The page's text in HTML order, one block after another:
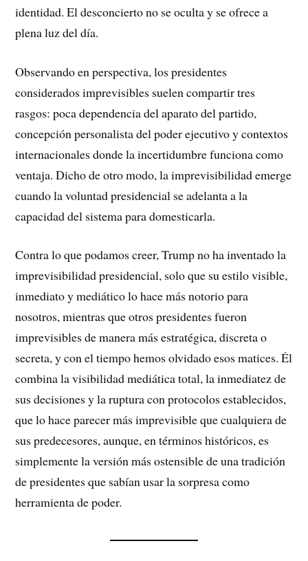
identidad. El desconcierto no se oculta y se ofrece a
plena luz del día.
Observando en perspectiva, los presidentes
considerados imprevisibles suelen compartir tres
rasgos: poca dependencia del aparato del partido,
concepción personalista del poder ejecutivo y contextos
internacionales donde la incertidumbre funciona como
ventaja. Dicho de otro modo, la imprevisibilidad emerge
cuando la voluntad presidencial se adelanta a la
capacidad del sistema para domesticarla.
Contra lo que podamos creer, Trump no ha inventado la
imprevisibilidad presidencial, solo que su estilo visible,
inmediato y mediático lo hace más notorio para
nosotros, mientras que otros presidentes fueron
imprevisibles de manera más estratégica, discreta o
secreta, y con el tiempo hemos olvidado esos matices. Él
combina la visibilidad mediática total, la inmediatez de
sus decisiones y la ruptura con protocolos establecidos,
que lo hace parecer más imprevisible que cualquiera de
sus predecesores, aunque, en términos históricos, es
simplemente la versión más ostensible de una tradición
de presidentes que sabían usar la sorpresa como
herramienta de poder.